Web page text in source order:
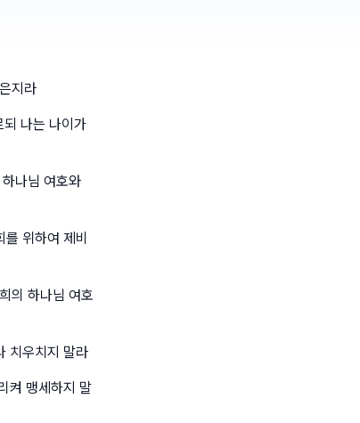
지라
나는 나이가
나님 여호와
위하여 제비
의 하나님 여호
치우치지 말라
켜 맹세하지 말